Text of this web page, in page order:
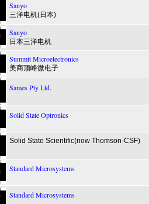
Sanyo
三洋电机(日本)
Sanyo
日本三洋电机
Summit Microelectronics
美商顶峰微电子
Sames Pty Ltd.
Solid State Optronics
Solid State Scientific(now Thomson-CSF)
Standard Microsystems
Standard Microsystems